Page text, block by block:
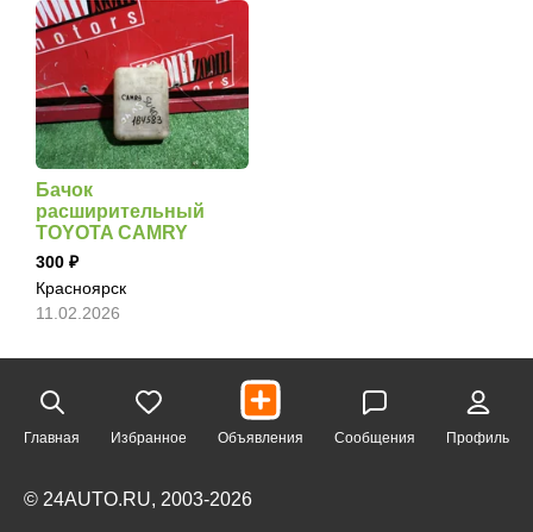
Бачок
расширительный
TOYOTA CAMRY
300
Красноярск
11.02.2026
Главная Избранное Объявления Сообщения Профиль
© 24AUTO.RU, 2003-2026